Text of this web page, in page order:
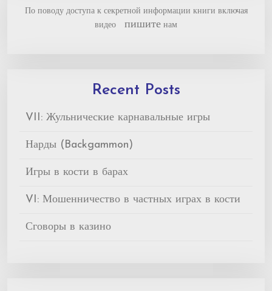
По поводу доступа к секретной информации книги включая
видео
пишите нам
Recent Posts
VII: Жульнические карнавальные игры
Нарды (Backgammon)
Игры в кости в барах
VI: Мошенничество в частных играх в кости
Сговоры в казино